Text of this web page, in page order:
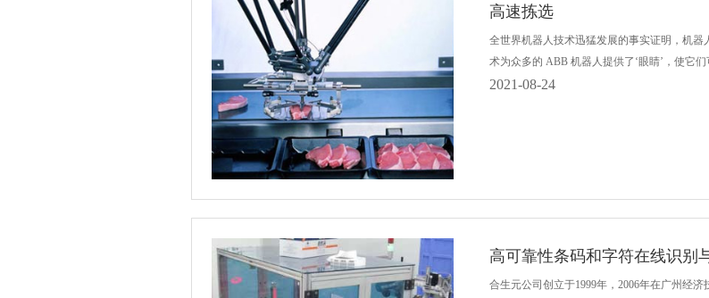
高速拣选
全世界机器人技术迅猛发展的事实证明，机
术为众多的 ABB 机器人提供了‘眼睛’，使它
2021-08-24
高可靠性条码和字符在线识别
合生元公司创立于1999年，2006年在广州经